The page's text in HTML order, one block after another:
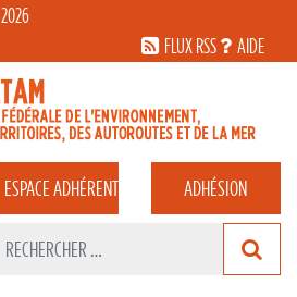
FLUX RSS
AIDE
ESPACEADHÉRENT ADHÉSION